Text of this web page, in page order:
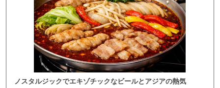
ノスタルジックでエキゾチックなビールとアジアの熱気